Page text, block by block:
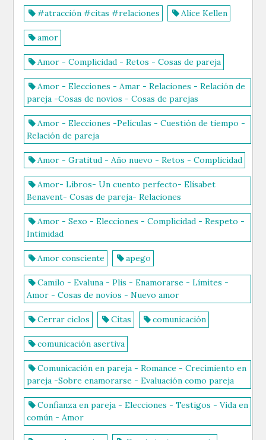
#atracción #citas #relaciones Alice Kellen
amor
Amor - Complicidad - Retos - Cosas de pareja
Amor - Elecciones - Amar - Relaciones - Relación de
pareja -Cosas de novios - Cosas de parejas
Amor - Elecciones -Películas - Cuestión de tiempo -
Relación de pareja
Amor - Gratitud - Año nuevo - Retos - Complicidad
Amor- Libros- Un cuento perfecto- Elísabet
Benavent- Cosas de pareja- Relaciones
Amor - Sexo - Elecciones - Complicidad - Respeto -
Intimidad
Amor consciente apego
Camilo - Evaluna - Plis - Enamorarse - Límites -
Amor - Cosas de novios - Nuevo amor
Cerrar ciclos Citas comunicación
comunicación asertiva
Comunicación en pareja - Romance - Crecimiento en
pareja -Sobre enamorarse - Evaluación como pareja
Confianza en pareja - Elecciones - Testigos - Vida en
común - Amor